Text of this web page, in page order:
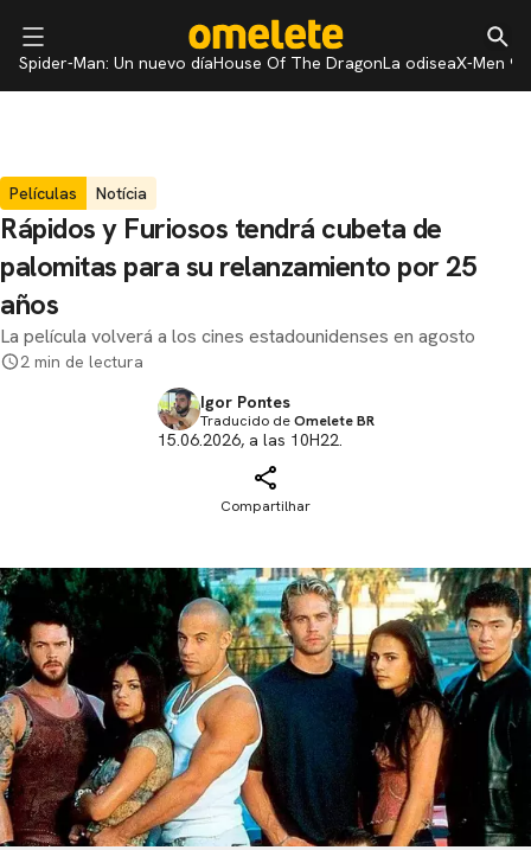
Spider-Man: Un nuevo díaHouse Of The DragonLa odiseaX-Men 97
Películas Notícia
Rápidos y Furiosos tendrá cubeta de
palomitas para su relanzamiento por 25
años
La película volverá a los cines estadounidenses en agosto
2 min de lectura
Igor Pontes
Traducido deOmelete BR
15.06.2026, a las 10H22.
Compartilhar